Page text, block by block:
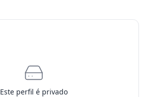
Este perfil é privado